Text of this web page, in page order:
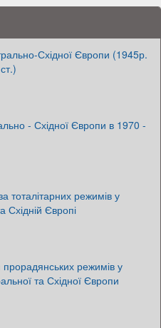
Східної Європи (1945р.
- Східної Європи в 1970 -
тоталітарних режимів у
Східній Європі
режимів у
та Східної Європи